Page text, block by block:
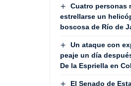
Cuatro personas
estrellarse un
boscosa de Río de
Un ataque con
peaje un día
De la Espriella en
El Senado de